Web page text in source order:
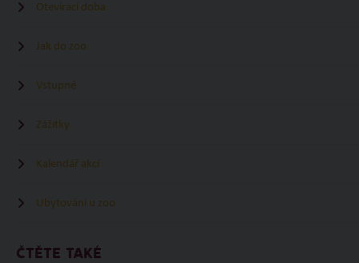
Otevírací doba
Jak do zoo
Vstupné
Zážitky
Kalendář akcí
Ubytování u zoo
ČTĚTE TAKÉ